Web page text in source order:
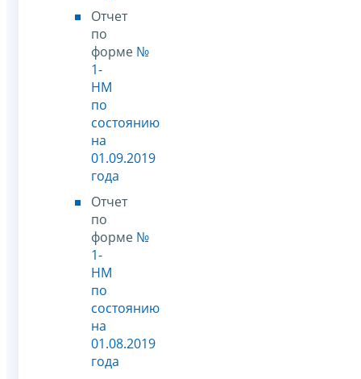
Отчет
по
форме №
1-
НМ
по
состоянию
на
01.09.2019
года
Отчет
по
форме №
1-
НМ
по
состоянию
на
01.08.2019
года